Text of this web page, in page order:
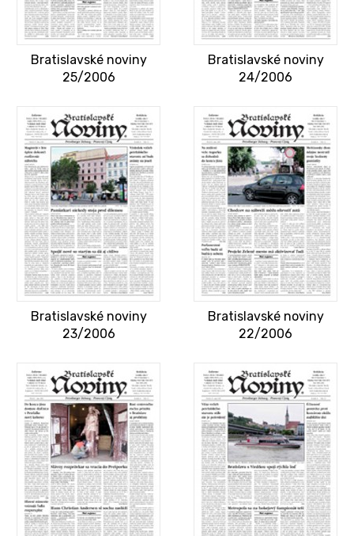
Bratislavské noviny
25/2006
Bratislavské noviny
24/2006
Bratislavské noviny
23/2006
Bratislavské noviny
22/2006